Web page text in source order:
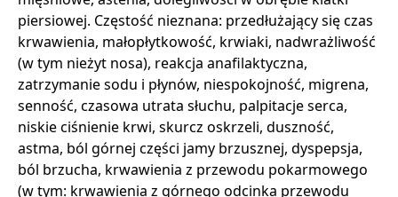
piersiowej. Częstość nieznana: przedłużający się czas
krwawienia, małopłytkowość, krwiaki, nadwrażliwość
(w tym nieżyt nosa), reakcja anafilaktyczna,
zatrzymanie sodu i płynów, niespokojność, migrena,
senność, czasowa utrata słuchu, palpitacje serca,
niskie ciśnienie krwi, skurcz oskrzeli, duszność,
astma, ból górnej części jamy brzusznej, dyspepsja,
ból brzucha, krwawienia z przewodu pokarmowego
(w tym: krwawienia z górnego odcinka przewodu